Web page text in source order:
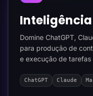
Domine ChatGPT,
para produção de
e execução de tarefas
ChatGPT Claude